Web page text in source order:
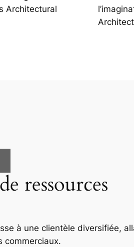
Architectural
ressources
à une clientèle diversifiée,
commerciaux.